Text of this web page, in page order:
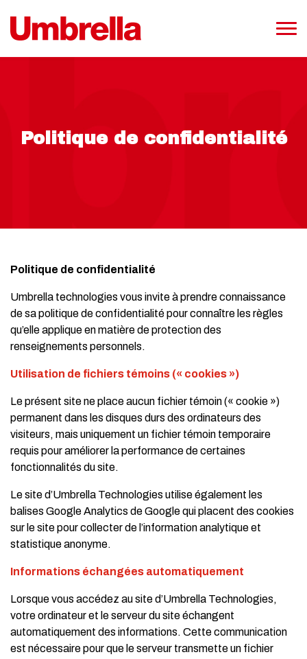
Politique de confidentialité
Politique de confidentialité
Umbrella technologies vous invite à prendre connaissance
de sa politique de confidentialité pour connaître les règles
qu’elle applique en matière de protection des
renseignements personnels.
Utilisation de fichiers témoins (« cookies »)
Le présent site ne place aucun fichier témoin (« cookie »)
permanent dans les disques durs des ordinateurs des
visiteurs, mais uniquement un fichier témoin temporaire
requis pour améliorer la performance de certaines
fonctionnalités du site.
Le site d’Umbrella Technologies utilise également les
balises Google Analytics de Google qui placent des cookies
sur le site pour collecter de l’information analytique et
statistique anonyme.
Informations échangées automatiquement
Lorsque vous accédez au site d’Umbrella Technologies,
votre ordinateur et le serveur du site échangent
automatiquement des informations. Cette communication
est nécessaire pour que le serveur transmette un fichier